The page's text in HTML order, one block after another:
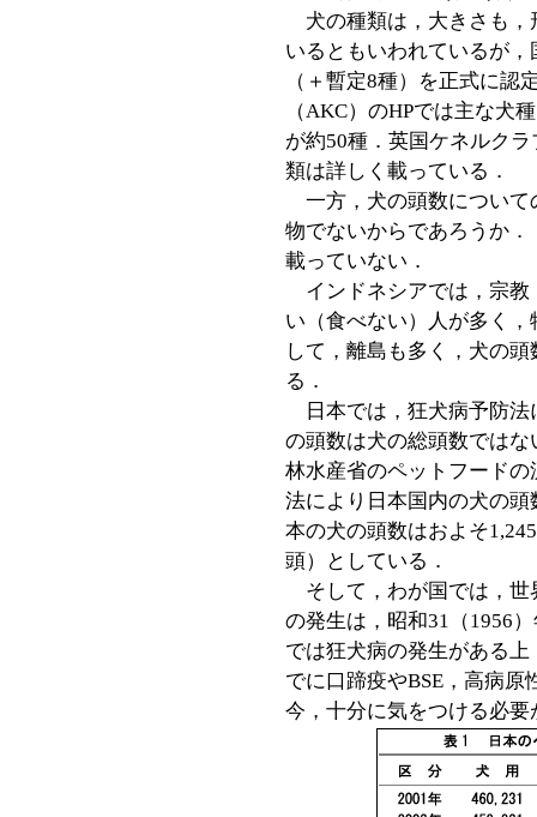
犬の種類は，大きさも，
いるともいわれているが
（＋暫定8種）を正式に認
（AKC）のHPでは主な犬
が約50種．英国ケネルク
類は詳しく載っている．
一方，犬の頭数について
物でないからであろうか
載っていない．
インドネシアでは，宗教
い（食べない）人が多く
して，離島も多く，犬の
る．
日本では，狂犬病予防法
の頭数は犬の総頭数では
林水産省のペットフード
法により日本国内の犬の
本の犬の頭数はおよそ
頭）としている．
そして，わが国では，世
の発生は，昭和31（1956
では狂犬病の発生がある
でに口蹄疫やBSE，高病
今，十分に気をつける必要